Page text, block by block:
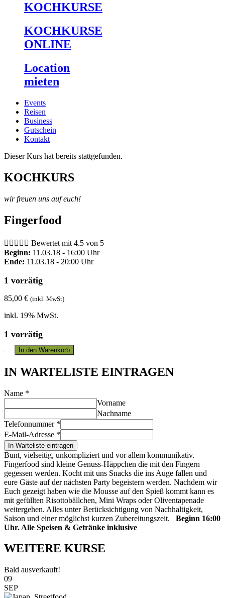
KOCHKURSE
KOCHKURSE
ONLINE
Location
mieten
Events
Reisen
Business
Gutschein
Kontakt
Dieser Kurs hat bereits stattgefunden.
KOCHKURS
wir freuen uns auf euch!
Fingerfood
     Bewertet mit 4.5 von 5
Beginn: 11.03.18 - 16:00 Uhr
Ende: 11.03.18 - 20:00 Uhr
1 vorrätig
85,00 € (inkl. MwSt)
inkl. 19% MwSt.
1 vorrätig
In den Warenkorb
IN WARTELISTE EINTRAGEN
Name *
Vorname
Nachname
Telefonnummer *
E-Mail-Adresse *
In Warteliste eintragen
Bunt, vielseitig, unkompliziert und vor allem kommunikativ.
Fingerfood sind kleine Genuss-Häppchen die mit den Fingern
gegessen werden. Kocht mit uns Snacks die ins Auge fallen und
eure Gäste auf der nächsten Party begeistern werden. Nachdem wir
Euch gezeigt haben wie die Mousse auf den Spieß kommt kann es
mit gefüllten Risottobällchen, Mini Wraps oder Oliventapenade
weitergehen. Alles unter Berücksichtigung von Nachhaltigkeit,
Saison und einer möglichst kurzen Zubereitungszeit. Beginn 16:00
Uhr. Alle Speisen & Getränke inklusive
WEITERE KURSE
Bald ausverkauft!
09
SEP